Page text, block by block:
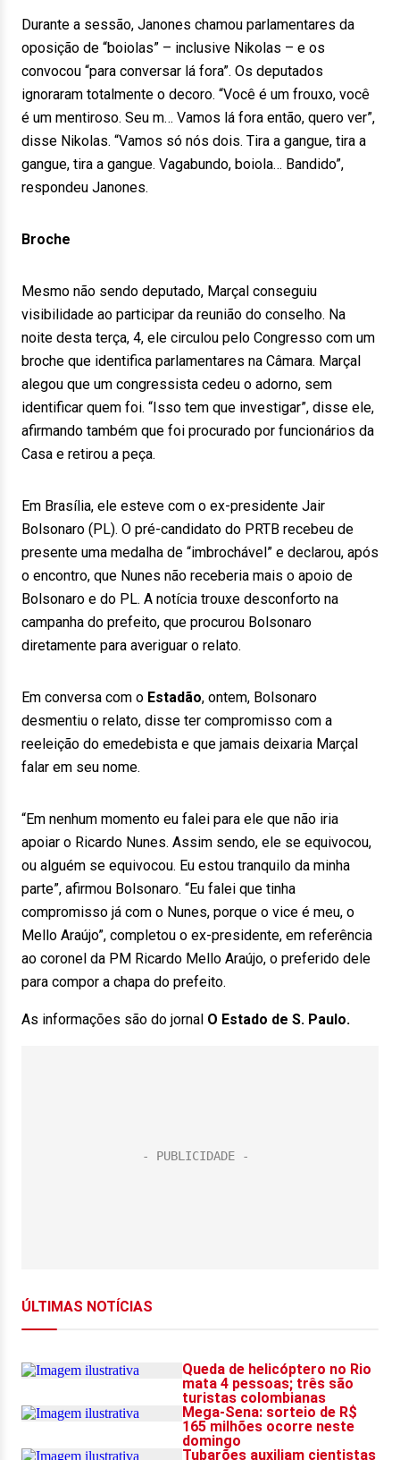
Durante a sessão, Janones chamou parlamentares da
oposição de “boiolas” – inclusive Nikolas – e os
convocou “para conversar lá fora”. Os deputados
ignoraram totalmente o decoro. “Você é um frouxo, você
é um mentiroso. Seu m… Vamos lá fora então, quero ver”,
disse Nikolas. “Vamos só nós dois. Tira a gangue, tira a
gangue, tira a gangue. Vagabundo, boiola… Bandido”,
respondeu Janones.
Broche
Mesmo não sendo deputado, Marçal conseguiu
visibilidade ao participar da reunião do conselho. Na
noite desta terça, 4, ele circulou pelo Congresso com um
broche que identifica parlamentares na Câmara. Marçal
alegou que um congressista cedeu o adorno, sem
identificar quem foi. “Isso tem que investigar”, disse ele,
afirmando também que foi procurado por funcionários da
Casa e retirou a peça.
Em Brasília, ele esteve com o ex-presidente Jair
Bolsonaro (PL). O pré-candidato do PRTB recebeu de
presente uma medalha de “imbrochável” e declarou, após
o encontro, que Nunes não receberia mais o apoio de
Bolsonaro e do PL. A notícia trouxe desconforto na
campanha do prefeito, que procurou Bolsonaro
diretamente para averiguar o relato.
Em conversa com o Estadão, ontem, Bolsonaro
desmentiu o relato, disse ter compromisso com a
reeleição do emedebista e que jamais deixaria Marçal
falar em seu nome.
“Em nenhum momento eu falei para ele que não iria
apoiar o Ricardo Nunes. Assim sendo, ele se equivocou,
ou alguém se equivocou. Eu estou tranquilo da minha
parte”, afirmou Bolsonaro. “Eu falei que tinha
compromisso já com o Nunes, porque o vice é meu, o
Mello Araújo”, completou o ex-presidente, em referência
ao coronel da PM Ricardo Mello Araújo, o preferido dele
para compor a chapa do prefeito.
As informações são do jornal O Estado de S. Paulo.